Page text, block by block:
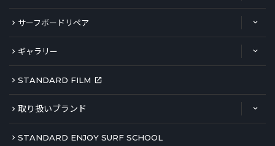
サーフボードリペア
ギャラリー
STANDARD FILM
取り扱いブランド
STANDARD ENJOY SURF SCHOOL